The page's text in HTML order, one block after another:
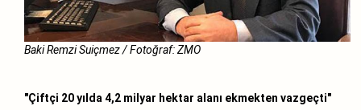
Baki Remzi Suiçmez / Fotoğraf: ZMO
"Çiftçi 20 yılda 4,2 milyar hektar alanı ekmekten vazgeçti"